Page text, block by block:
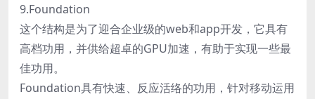
9.Foundation
这个结构是为了迎合企业级的web和app开发，它具有
高档功用，并供给超卓的GPU加速，有助于实现一些最
佳功用。
Foundation具有快速、反应活络的功用，针对移动运用